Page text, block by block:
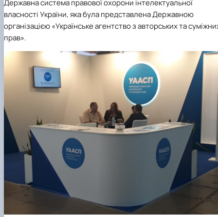
Державна система правової охорони інтелектуальної
власності України, яка була представлена Державною
організацією «Українське агентство з авторських та
прав».